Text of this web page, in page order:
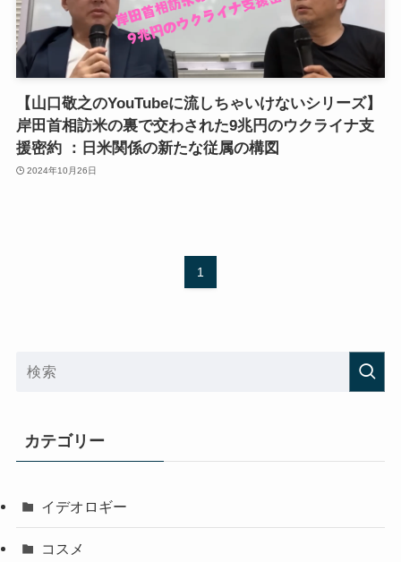
【山口敬之のYouTubeに流しちゃいけないシリーズ】
岸田首相訪米の裏で交わされた9兆円のウクライナ支
援密約 ：日米関係の新たな従属の構図
2024年10月26日
1
カテゴリー
イデオロギー
コスメ